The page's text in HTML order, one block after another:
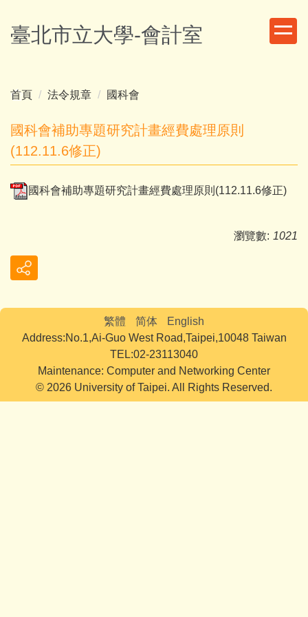
到
主
容
臺北市立大學-會計室
首頁 法令規章 國科會
國科會補助專題研究計畫經費處理原則
(112.11.6修正)
國科會補助專題研究計畫經費處理原則(112.11.6修正)
瀏覽數: 1021
繁體 简体
English
Address:No.1,Ai-Guo West Road,Taipei,10048 Taiwan
TEL:02-23113040
Maintenance: Computer and Networking Center
© 2026 University of Taipei. All Rights Reserved.